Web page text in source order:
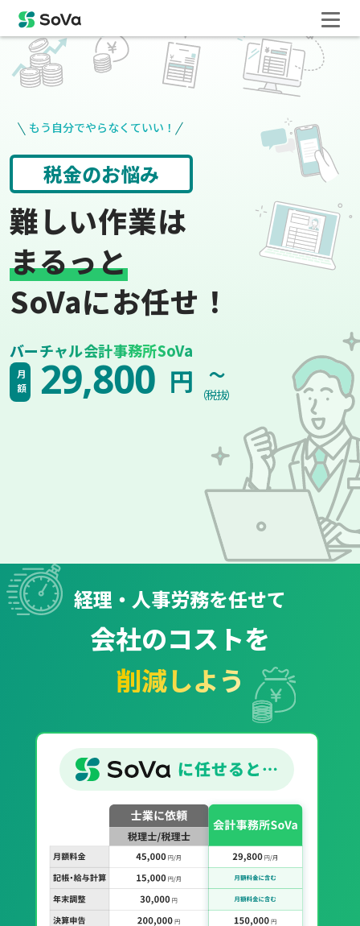
もう自分でやらなくていい！
役所手続き 給与計算
難しい作業は
まるっと
SoVaにお任せ！
バーチャル会計事務所SoVa
月額 29,800 円 ~
（税抜）
経理・人事労務を任せて
会社のコストを
削減しよう